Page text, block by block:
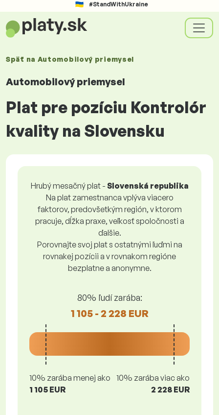
#StandWithUkraine
Späť na Automobilový priemysel
Automobilový priemysel
Plat pre pozíciu Kontrolór
kvality na Slovensku
Hrubý mesačný plat - Slovenská republika
Na plat zamestnanca vplýva viacero
faktorov, predovšetkým región, v ktorom
pracuje, dĺžka praxe, veľkosť spoločnosti a
ďalšie.
Porovnajte svoj plat s ostatnými ľuďmi na
rovnakej pozícii a v rovnakom regióne
bezplatne a anonymne.
80% ľudí zarába:
1 105 - 2 228 EUR
10% zarába menej ako
1 105 EUR
10% zarába viac ako
2 228 EUR